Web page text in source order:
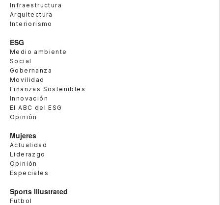
Infraestructura
Arquitectura
Interiorismo
ESG
Medio ambiente
Social
Gobernanza
Movilidad
Finanzas Sostenibles
Innovación
El ABC del ESG
Opinión
Mujeres
Actualidad
Liderazgo
Opinión
Especiales
Sports Illustrated
Futbol